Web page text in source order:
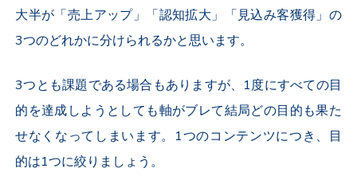
大半が「売上アップ」「認知拡大」「見込み客獲得」の
3つのどれかに分けられるかと思います。
3つとも課題である場合もありますが、1度にすべての目
的を達成しようとしても軸がブレて結局どの目的も果た
せなくなってしまいます。1つのコンテンツにつき、目
的は1つに絞りましょう。